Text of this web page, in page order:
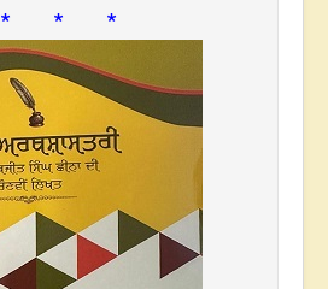
* * *